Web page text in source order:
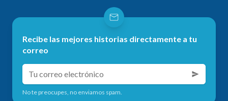
Recibe las mejores historias directamente a tu
correo
No te preocupes, no enviamos spam.